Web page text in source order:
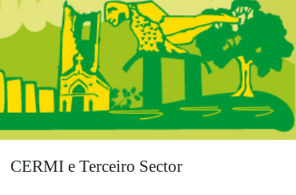
CERMI e Terceiro Sector